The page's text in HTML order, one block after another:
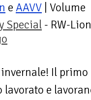
e AAVV | Volume
Special - RW-
Il
e